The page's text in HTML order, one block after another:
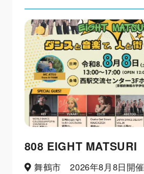
808 EIGHT MATSURI
舞鶴市 2026年8月8日開催